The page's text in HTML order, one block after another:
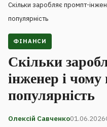
Скільки заробляє промпт-
популярність
ФІНАНСИ
Скільки
інженер і
популярність
Олексій Савченко01.06.2026